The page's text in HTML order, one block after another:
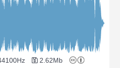
2.62Mb